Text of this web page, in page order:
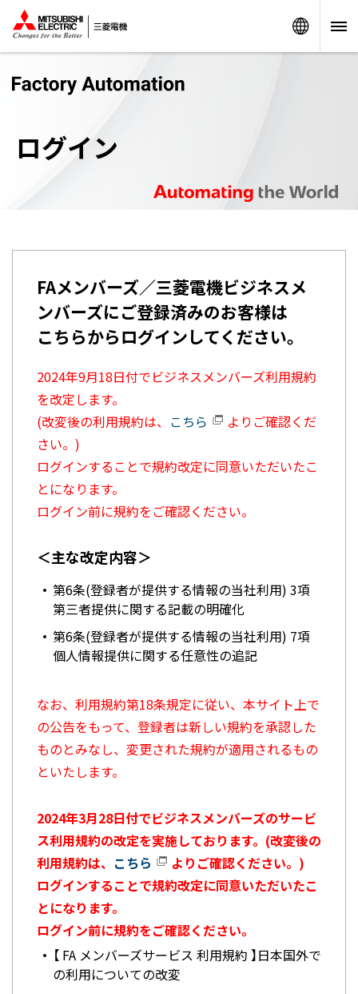
ログイン
FAメンバーズ／三菱電機ビジネスメ
ンバーズにご登録済みのお客様は
こちらからログインしてください。
2024年9月18日付でビジネスメンバーズ利用規約
を改定します。
(改変後の利用規約は、 こちら
よりご確認くだ
さい。)
ログインすることで規約改定に同意いただいたこ
とになります。
ログイン前に規約をご確認ください。
＜主な改定内容＞
第6条(登録者が提供する情報の当社利用) 3項
第三者提供に関する記載の明確化
第6条(登録者が提供する情報の当社利用) 7項
個人情報提供に関する任意性の追記
なお、利用規約第18条規定に従い、本サイト上で
の公告をもって、登録者は新しい規約を承認した
ものとみなし、変更された規約が適用されるもの
といたします。
2024年3月28日付でビジネスメンバーズのサービ
ス利用規約の改定を実施しております。(改変後の
利用規約は、 こちら
よりご確認ください。)
ログインすることで規約改定に同意いただいたこ
とになります。
ログイン前に規約をご確認ください。
【 FA メンバーズサービス 利用規約 】日本国外で
の利用についての改変